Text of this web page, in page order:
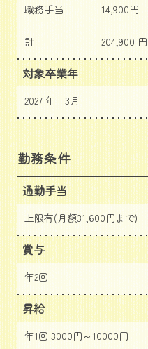
職務手当 14,900円
計 204,900 円
対象卒業年
2027 年 3月
勤務条件
通勤手当
上限有(月額31,600円まで)
賞与
年2回
昇給
年1回 3000円～10000円